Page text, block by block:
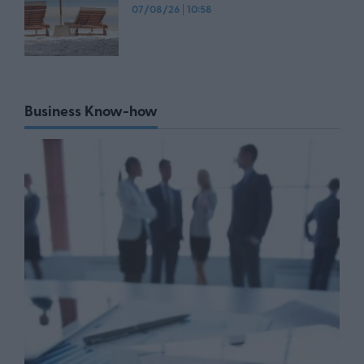
07/08/26 | 10:58
Business Know-how